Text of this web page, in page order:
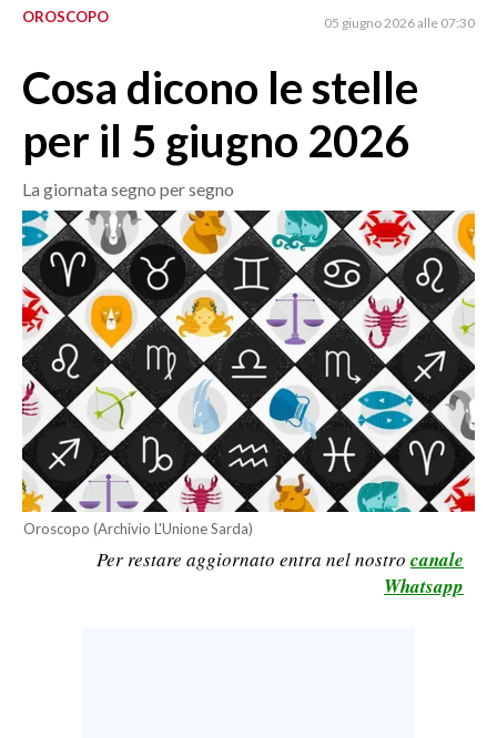
MEDIO CAMPIDANO
ORISTANO E PROVINCIA
SASSARI E PROVINCIA
GALLURA
NUORO E PROVINCIA
OGLIASTRA
AGENDA
CRONACA
ITALIA
MONDO
POLITICA
ECONOMIA
OROSCOPO 05 giugno 2026 alle 07:30
Cosa dicono le stelle
per il 5 giugno 2026
La giornata segno per segno
Oroscopo (Archivio L'Unione Sarda)
Per restare aggiornato entra nel nostro canale
Whatsapp